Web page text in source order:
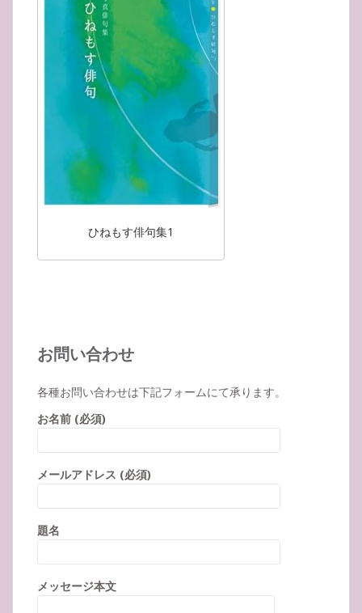
ひねもす俳句集1
お問い合わせ
各種お問い合わせは下記フォームにて承ります。
お名前 (必須)
メールアドレス (必須)
題名
メッセージ本文